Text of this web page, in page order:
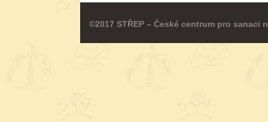
©2017 STŘEP – České centrum pro sanaci